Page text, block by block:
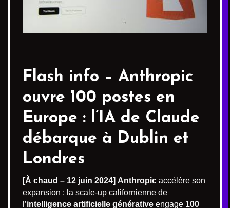
Flash info – Anthropic
ouvre 100 postes en
Europe : l’IA de Claude
débarque à Dublin et
Londres
[À chaud – 12 juin 2024] Anthropic accélère son
expansion : la scale-up californienne de
l’intelligence artificielle générative engage 100